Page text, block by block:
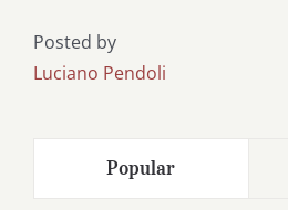
Posted by
Luciano Pendoli
Popular